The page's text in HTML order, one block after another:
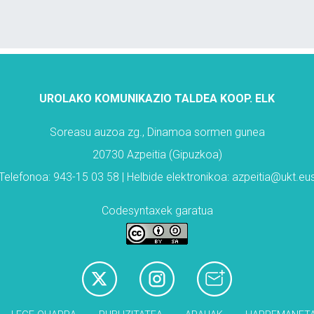
UROLAKO KOMUNIKAZIO TALDEA KOOP. ELK
Soreasu auzoa zg., Dinamoa sormen gunea
20730 Azpeitia (Gipuzkoa)
943-15 03 58 | Helbide elektronikoa:
Codesyntaxek garatua